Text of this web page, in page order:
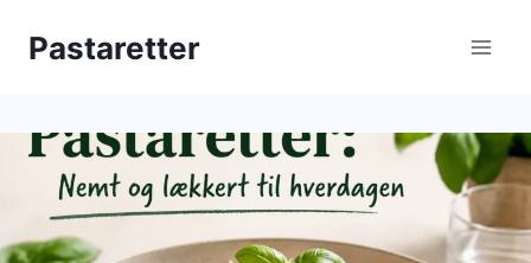
Pastaretter